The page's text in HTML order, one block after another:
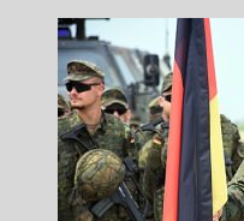
В МИД
назвали
угрожающие
последствия
милитаризации
Германии